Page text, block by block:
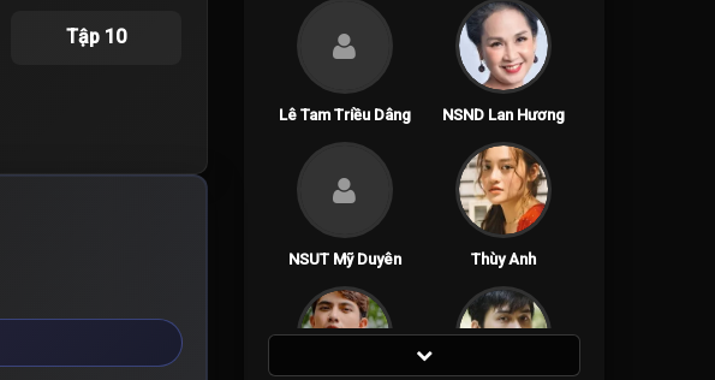
Tập 10
Lê Tam Triều Dâng NSND Lan Hương
NSUT Mỹ Duyên Thùy Anh